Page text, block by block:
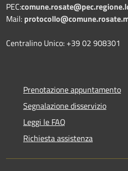
PEC:
Mail:
Centralino Unico: +39 02 908301
Prenotazione appuntamento
Segnalazione disservizio
Leggi le FAQ
Richiesta assistenza